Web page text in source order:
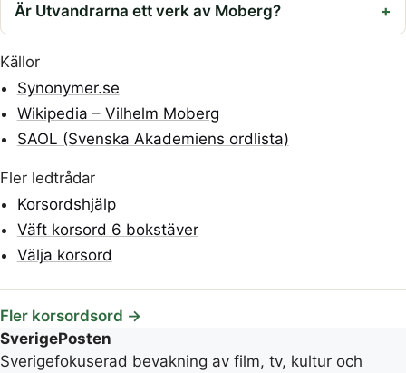
Är Utvandrarna ett verk av Moberg?
Källor
Synonymer.se
Wikipedia – Vilhelm Moberg
SAOL (Svenska Akademiens ordlista)
Fler ledtrådar
Korsordshjälp
Väft korsord 6 bokstäver
Välja korsord
Fler korsordsord →
SverigePosten
Sverigefokuserad bevakning av film, tv, kultur och